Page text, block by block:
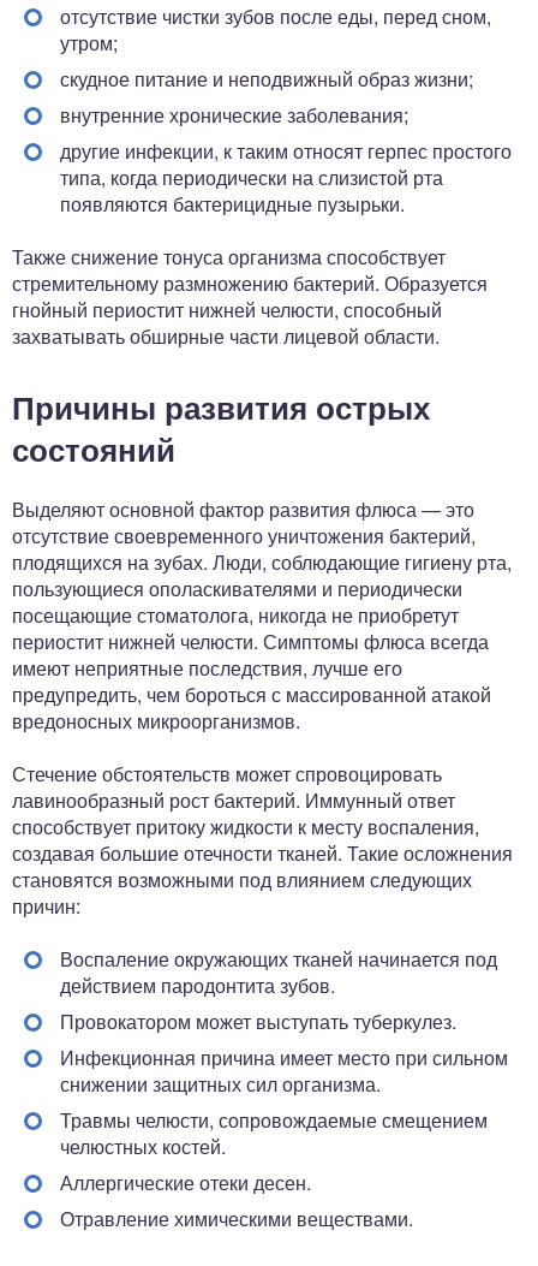
отсутствие чистки зубов после еды, перед сном,
утром;
скудное питание и неподвижный образ жизни;
внутренние хронические заболевания;
другие инфекции, к таким относят герпес простого
типа, когда периодически на слизистой рта
появляются бактерицидные пузырьки.
Также снижение тонуса организма способствует
стремительному размножению бактерий. Образуется
гнойный периостит нижней челюсти, способный
захватывать обширные части лицевой области.
Причины развития острых
состояний
Выделяют основной фактор развития флюса — это
отсутствие своевременного уничтожения бактерий,
плодящихся на зубах. Люди, соблюдающие гигиену рта,
пользующиеся ополаскивателями и периодически
посещающие стоматолога, никогда не приобретут
периостит нижней челюсти. Симптомы флюса всегда
имеют неприятные последствия, лучше его
предупредить, чем бороться с массированной атакой
вредоносных микроорганизмов.
Стечение обстоятельств может спровоцировать
лавинообразный рост бактерий. Иммунный ответ
способствует притоку жидкости к месту воспаления,
создавая большие отечности тканей. Такие осложнения
становятся возможными под влиянием следующих
причин:
Воспаление окружающих тканей начинается под
действием пародонтита зубов.
Провокатором может выступать туберкулез.
Инфекционная причина имеет место при сильном
снижении защитных сил организма.
Травмы челюсти, сопровождаемые смещением
челюстных костей.
Аллергические отеки десен.
Отравление химическими веществами.